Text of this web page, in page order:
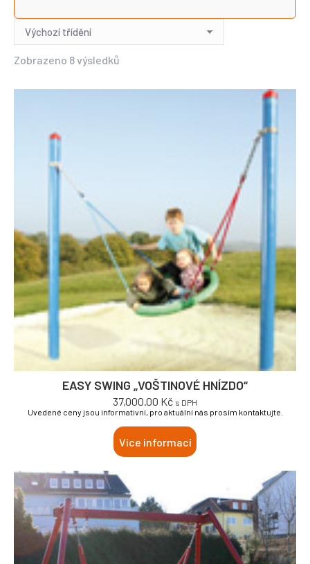
Zobrazeno 8 výsledků
EASY SWING „VOŠTINOVÉ HNÍZDO“
37,000.00 Kč s DPH
Uvedené ceny jsou informativní, pro aktuální nás prosím kontaktujte.
Více informací